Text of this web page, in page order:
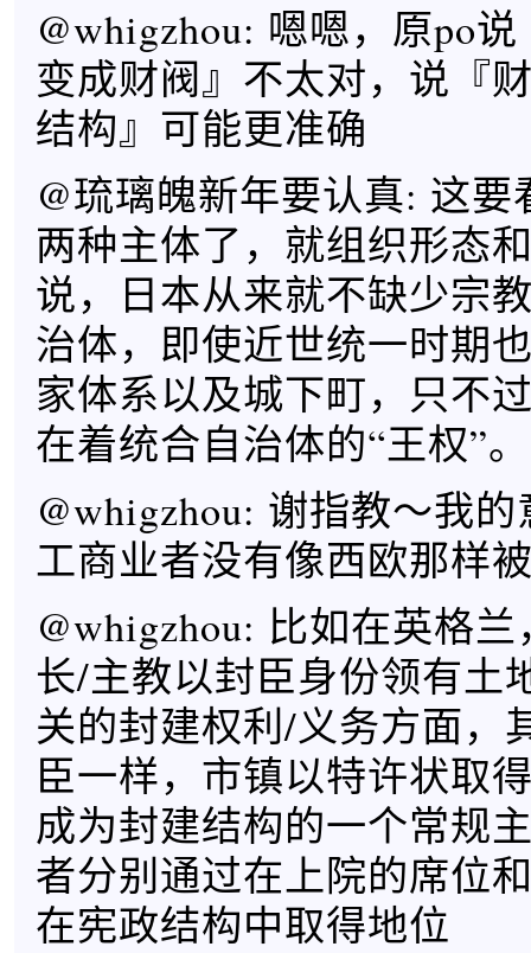
@whigzhou: 嗯嗯，原po
变成财阀』不太对，说『
结构』可能更准确
@琉璃魄新年要认真: 这
两种主体了，就组织形态
说，日本从来就不缺少宗
治体，即使近世统一时期
家体系以及城下町，只不
在着统合自治体的“王权”。
@whigzhou: 谢指教～我
工商业者没有像西欧那样
@whigzhou: 比如在英格
长/主教以封臣身份领有土
关的封建权利/义务方面，
臣一样，市镇以特许状取
成为封建结构的一个常规
者分别通过在上院的席位
在宪政结构中取得地位